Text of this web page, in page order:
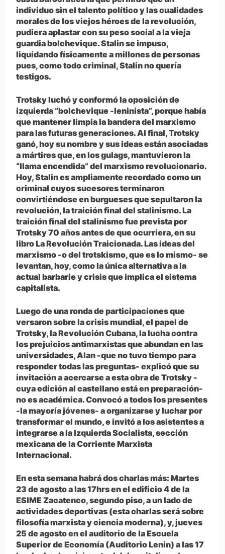
individuo sin el talento político y las cualidades
morales de los viejos héroes de la revolución,
pudiera aplastar con su peso social a la vieja
guardia bolchevique. Stalin se impuso,
liquidando físicamente a millones de personas
pues, como todo criminal, Stalin no quería
testigos.
Trotsky luchó y conformó la oposición de
izquierda “bolchevique -leninista”, porque había
que mantener limpia la bandera del marxismo
para las futuras generaciones. Al final, Trotsky
ganó, hoy su nombre y sus ideas están asociadas
a mártires que, en los gulags, mantuvieron la
“llama encendida” del marxismo revolucionario.
Hoy, Stalin es ampliamente recordado como un
criminal cuyos sucesores terminaron
convirtiéndose en burgueses que sepultaron la
revolución, la traición final del stalinismo. La
traición final del stalinismo fue prevista por
Trotsky 70 años antes de que ocurriera, en su
libro La Revolución Traicionada. Las ideas del
marxismo -o del trotskismo, que es lo mismo- se
levantan, hoy, como la única alternativa a la
actual barbarie y crisis que implica el sistema
capitalista.
Luego de una ronda de participaciones que
versaron sobre la crisis mundial, el papel de
Trotsky, la Revolución Cubana, la lucha contra
los prejuicios antimarxistas que abundan en las
universidades, Alan -que no tuvo tiempo para
responder todas las preguntas- explicó que su
invitación a acercarse a esta obra de Trotsky -
cuya edición al castellano está en preparación-
no es académica. Convocó a todos los presentes
-la mayoría jóvenes- a organizarse y luchar por
transformar el mundo, e invitó a los asistentes a
integrarse a la Izquierda Socialista, sección
mexicana de la Corriente Marxista
Internacional.
En esta semana habrá dos charlas más: Martes
23 de agosto a las 17hrs en el edificio 4 de la
ESIME Zacatenco, segundo piso, a un lado de
actividades deportivas (esta charlas será sobre
filosofía marxista y ciencia moderna), y, jueves
25 de agosto en el auditorio de la Escuela
Superior de Economía (Auditorio Lenin) a las 17